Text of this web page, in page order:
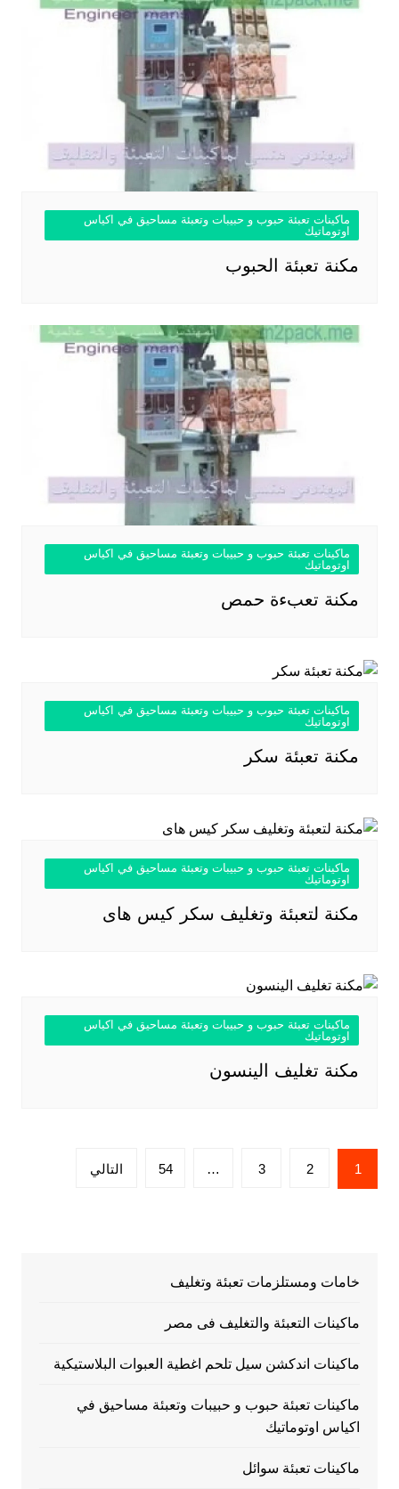
ماكينات تعبئة حبوب و حبيبات وتعبئة مساحيق في اكياس
اوتوماتيك
مكنة تعبئة الحبوب
ماكينات تعبئة حبوب و حبيبات وتعبئة مساحيق في اكياس
اوتوماتيك
مكنة تعبءة حمص
ماكينات تعبئة حبوب و حبيبات وتعبئة مساحيق في اكياس
اوتوماتيك
مكنة تعبئة سكر
ماكينات تعبئة حبوب و حبيبات وتعبئة مساحيق في اكياس
اوتوماتيك
مكنة لتعبئة وتغليف سكر كيس هاى
ماكينات تعبئة حبوب و حبيبات وتعبئة مساحيق في اكياس
اوتوماتيك
مكنة تغليف الينسون
تعدد
صفحات
1
2
3
…
54 التالي
خامات ومستلزمات تعبئة وتغليف
ماكينات التعبئة والتغليف فى مصر
ماكينات اندكشن سيل تلحم اغطية العبوات البلاستيكية
ماكينات تعبئة حبوب و حبيبات وتعبئة مساحيق في
اكياس اوتوماتيك
ماكينات تعبئة سوائل